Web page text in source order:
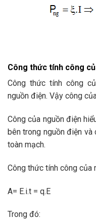
Công thức tính công
Công thức tính công
nguồn điện. Vậy công
Công của nguồn điện
bên trong nguồn điện
toàn mạch.
Công thức tính công của
A= E.i.t = q.E
Trong đó: